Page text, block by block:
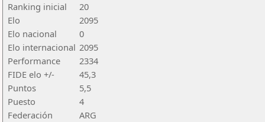
Ranking inicial
20
Elo
2095
Elo nacional
0
Elo internacional 2095
Performance
2334
FIDE elo +/-
45,3
Puntos
5,5
Puesto
4
Federación
ARG